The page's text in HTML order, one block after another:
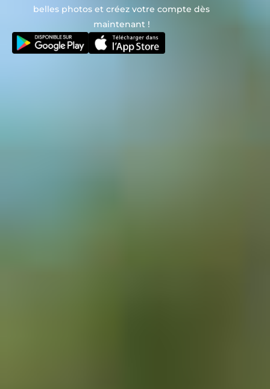
belles photos et créez votre compte dès
maintenant !